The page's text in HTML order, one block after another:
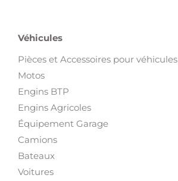
Véhicules
Pièces et Accessoires pour véhicules
Motos
Engins BTP
Engins Agricoles
Équipement Garage
Camions
Bateaux
Voitures